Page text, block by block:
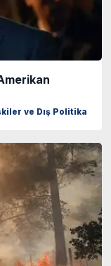
ve Dış Politika